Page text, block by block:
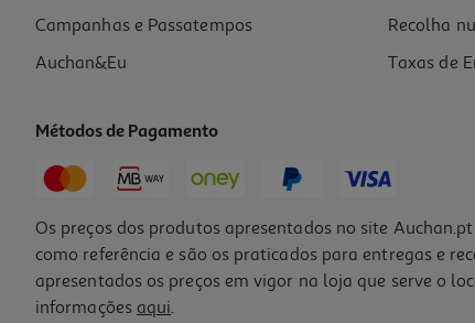
Campanhas e Passatempos
Auchan&Eu
Recolha
Taxas de
Métodos de Pagamento
Os preços dos produtos apresentados no site
como referência e são os praticados para entregas e
apresentados os preços em vigor na loja que serve o
informações aqui.